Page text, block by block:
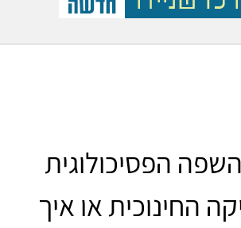
הפסיכולוגית
החינוכית או איך